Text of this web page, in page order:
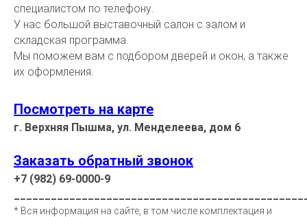
специалистом по телефону.
У нас большой выставочный салон с залом и
складская программа.
Мы поможем вам с подбором дверей и окон, а также
их оформления.
Посмотреть на карте
г. Верхняя Пышма, ул. Менделеева, дом 6
Заказать обратный звонок
+7 (982) 69-0000-9
* Вся информация на сайте, в том числе комплектация и